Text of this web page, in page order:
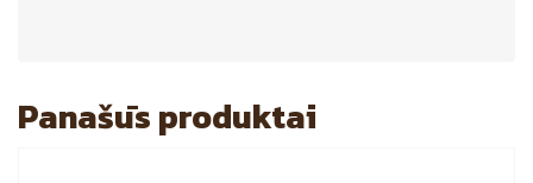
Panašūs produktai